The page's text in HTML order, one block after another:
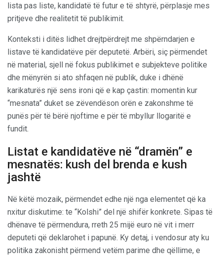
lista pas liste, kandidatë të futur e të shtyrë, përplasje mes
pritjeve dhe realitetit të publikimit.
Konteksti i ditës lidhet drejtpërdrejt me shpërndarjen e
listave të kandidatëve për deputetë. Arbëri, siç përmendet
në material, sjell në fokus publikimet e subjekteve politike
dhe mënyrën si ato shfaqen në publik, duke i dhënë
karikaturës një sens ironi që e kap çastin: momentin kur
“mesnata” duket se zëvendëson orën e zakonshme të
punës për të bërë njoftime e për të mbyllur llogaritë e
fundit.
Listat e kandidatëve në “dramën” e
mesnatës: kush del brenda e kush
jashtë
Në këtë mozaik, përmendet edhe një nga elementet që ka
nxitur diskutime: te “Kolshi” del një shifër konkrete. Sipas të
dhënave të përmendura, rreth 25 mijë euro në vit i merr
deputeti që deklarohet i papunë. Ky detaj, i vendosur aty ku
politika zakonisht përmend vetëm parime dhe qëllime, e